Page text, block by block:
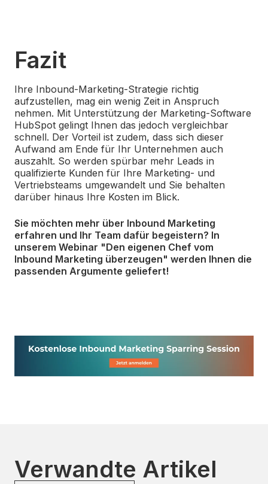
Fazit
Ihre Inbound-Marketing-Strategie richtig
aufzustellen, mag ein wenig Zeit in Anspruch
nehmen. Mit Unterstützung der Marketing-Software
HubSpot gelingt Ihnen das jedoch vergleichbar
schnell. Der Vorteil ist zudem, dass sich dieser
Aufwand am Ende für Ihr Unternehmen auch
auszahlt. So werden spürbar mehr Leads in
qualifizierte Kunden für Ihre Marketing- und
Vertriebsteams umgewandelt und Sie behalten
darüber hinaus Ihre Kosten im Blick.
Sie möchten mehr über Inbound Marketing
erfahren und Ihr Team dafür begeistern? In
unserem Webinar "Den eigenen Chef vom
Inbound Marketing überzeugen" werden Ihnen die
passenden Argumente geliefert!
Verwandte Artikel